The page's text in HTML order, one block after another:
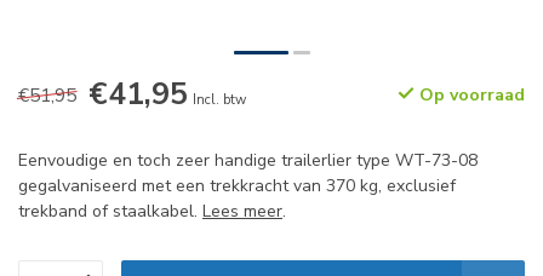
€51,95 €41,95 Incl. btw Op voorraad
Eenvoudige en toch zeer handige trailerlier type WT-73-08
gegalvaniseerd met een trekkracht van 370 kg, exclusief
trekband of staalkabel. Lees meer.